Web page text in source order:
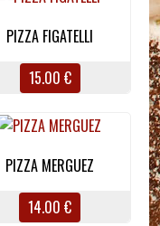
PIZZA FIGATELLI
15.00 €
PIZZA MERGUEZ
14.00 €